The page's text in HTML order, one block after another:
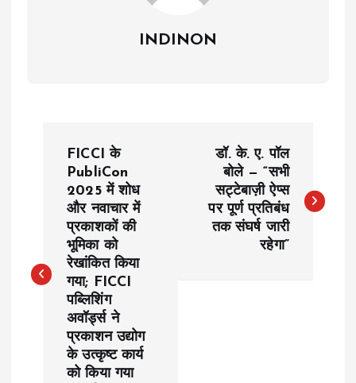
INDINON
t
FICCI के
PubliCon
2025 में शोध
और नवाचार में
प्रकाशकों की
भूमिका को
रेखांकित किया
गया; FICCI
पब्लिशिंग
अवॉर्ड्स ने
प्रकाशन उद्योग
के उत्कृष्ट कार्य
को किया गया
डॉ. के. ए. पॉल
बोले — “सभी
सट्टेबाज़ी ऐप्स
पर पूर्ण प्रतिबंध
तक संघर्ष जारी
रहेगा”